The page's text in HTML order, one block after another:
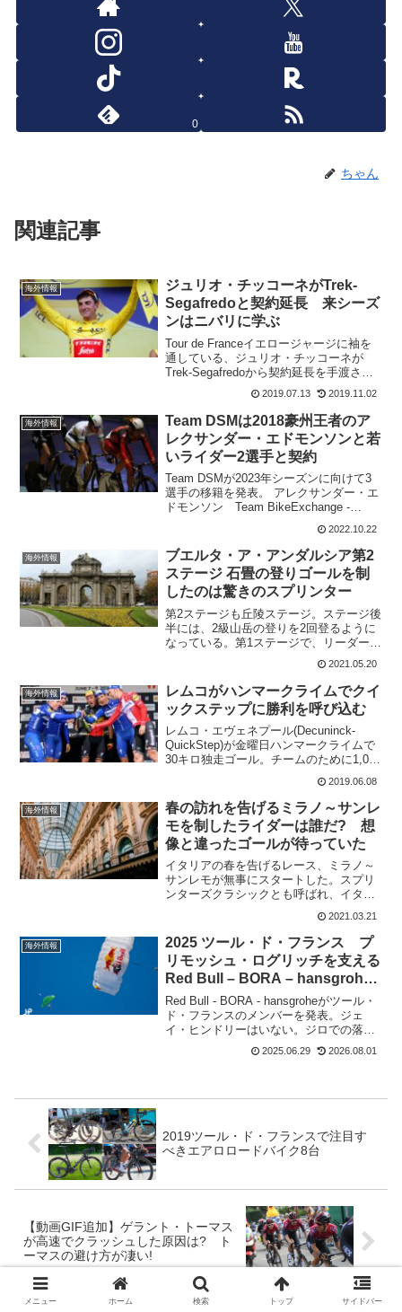
0
ちゃん
関連記事
海外情報
ジュリオ・チッコーネがTrek-
Segafredoと契約延長 来シーズ
ンはニバリに学ぶ
Tour de Franceイエロージャージに袖を
通している、ジュリオ・チッコーネが
Trek-Segafredoから契約延長を手渡され
た。発表はジュリオ・チッコーネがツー
ル・ド・フランス第6ステージを2位で終
えて、イエロージャージを獲得した...
2019.07.13 2019.11.02
海外情報
Team DSMは2018豪州王者のア
レクサンダー・エドモンソンと若
いライダー2選手と契約
Team DSMが2023年シーズンに向けて3
選手の移籍を発表。 アレクサンダー・エ
ドモンソン Team BikeExchange -
Jayco マシュー・ディンハム(Matthew
Dinham) Team BridgeLane ショー...
2022.10.22
海外情報
ブエルタ・ア・アンダルシア第2
ステージ 石畳の登りゴールを制
したのは驚きのスプリンター
第2ステージも丘陵ステージ。ステージ後
半には、2級山岳の登りを2回登るように
なっている。第1ステージで、リーダージ
ャージを着たモビスターのセラノ・ゴン
ザロ(SERRANO Gonzalo)はジャージのキ
ープが出来るのか?総合では1分以内に5...
2021.05.20
海外情報
レムコがハンマークライムでクイ
ックステップに勝利を呼び込む
レムコ・エヴェネプール(Decuninck-
QuickStep)が金曜日ハンマークライムで
30キロ独走ゴール。チームのために1,000
に対して300ポイント以上リードしまし
た。ハンマーシリーズは個人で...
2019.06.08
海外情報
春の訪れを告げるミラノ～サンレ
モを制したライダーは誰だ? 想
像と違ったゴールが待っていた
イタリアの春を告げるレース、ミラノ～
サンレモが無事にスタートした。スプリ
ンターズクラシックとも呼ばれ、イタリ
ア語で春を意味するプリマヴェーラの愛
称を持つ。ワンデイクラシックの中では
最長距離の299kmを走る。名前の通り、
ミラノからサンモレま...
2021.03.21
海外情報
2025 ツール・ド・フランス プ
リモッシュ・ログリッチを支える
Red Bull – BORA – hansgrohe
のメンバー
Red Bull - BORA - hansgroheがツール・
ド・フランスのメンバーを発表。ジェ
イ・ヒンドリーはいない。ジロでの落車
が影響しているようだ。昨年とは違っ
て、ヨルディ・メイウスでスプリント勝
2025.06.29 2026.08.01
2019ツール・ド・フランスで注目す
べきエアロロードバイク8台
【動画GIF追加】ゲラント・トーマス
が高速でクラッシュした原因は? ト
ーマスの避け方が凄い!
メニュー ホーム 検索 トップ サイドバー